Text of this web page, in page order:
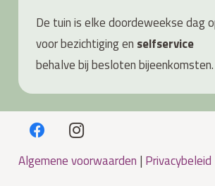
De tuin is elke doordeweekse dag
voor bezichtiging en selfservice
behalve bij besloten bijeenkomsten.
Algemene voorwaarden | Privacybeleid